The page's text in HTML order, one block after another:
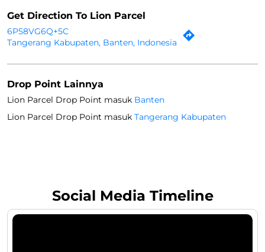
Get Direction To Lion Parcel
6P58VG6Q+5C
Tangerang Kabupaten, Banten, Indonesia
Drop Point Lainnya
Lion Parcel Drop Point masuk Banten
Lion Parcel Drop Point masuk Tangerang Kabupaten
Social Media Timeline